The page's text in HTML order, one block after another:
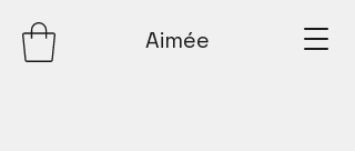
Aimée